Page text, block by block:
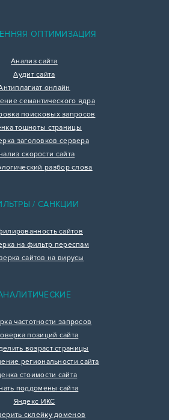
ОПТИМИЗАЦИЯ
Анализ сайта
Аудит сайта
онлайн
семантического ядра
поисковых запросов
тошноты страницы
заголовков сервера
скорости сайта
разбор слова
/ САНКЦИИ
сайтов
на фильтр переспам
сайтов на вирусы
частотности запросов
позиций сайта
возраст страницы
региональности сайта
стоимости сайта
поддомены сайта
Яндекс ИКС
склейку доменов